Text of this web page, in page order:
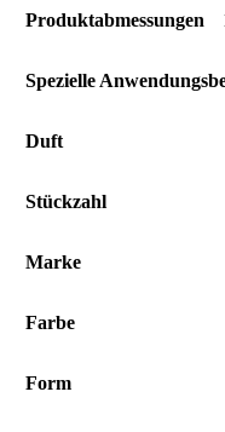
Produktabmessungen
Spezielle
Duft
Stückzahl
Marke
Farbe
Form